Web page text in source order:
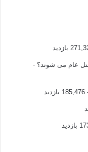
میدان شک ایستاده با
محترمانه تنها راه
تجربه‌ی برخی مدیران
اهل سنت نمی‌تواند
و دلسوزی بر همه چیز
امنیتی، فشار بر
به نخبگان و روحانیون
عام می شوند؟ -